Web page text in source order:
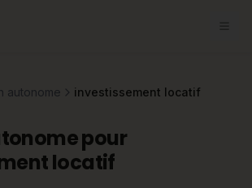
autonome investissement locatif
pour
locatif